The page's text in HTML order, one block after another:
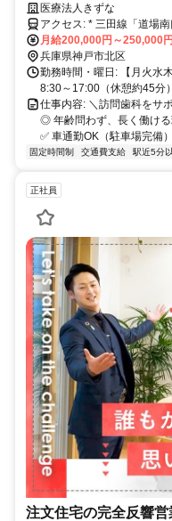
常”を支える仕事
医療法人きずな
アクセス: * 三田線「道場南口駅」1分 * 三宮から直通30分程度 * 車通
勤可（駐車場あり）
月給200,000円～250,000円
兵庫県神戸市北区
勤務時間・曜日: 【月火水
8:30～17:00（休憩約45分
仕事内容: ＼訪問歯科をサ
◎ 年齢問わず、長く働け
✅ 車通勤OK（駐車場完備
固定時間制 交通費支給 駅近5分
正社員
注文住宅の完全反響営